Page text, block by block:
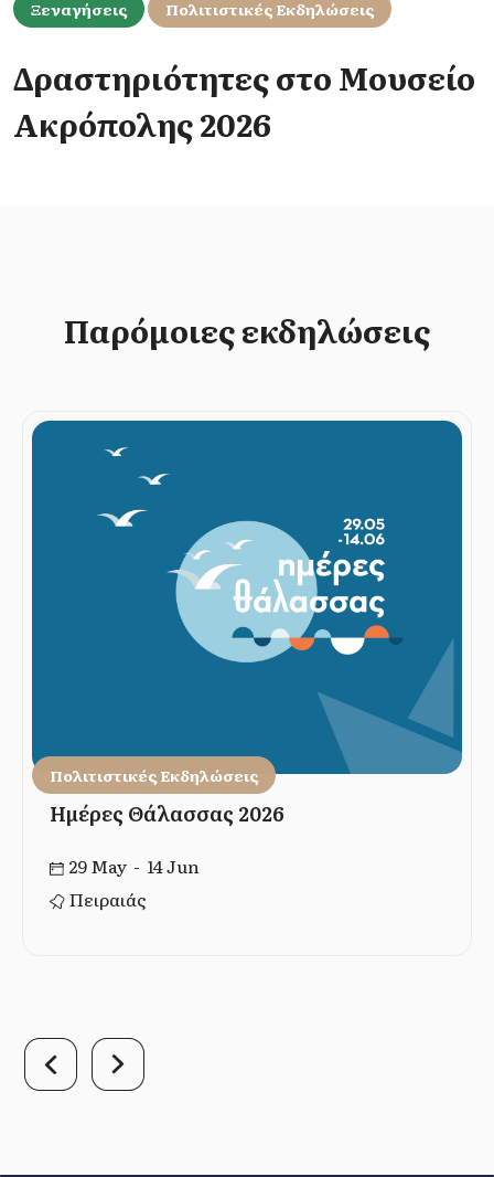
Ξεναγήσεις Πολιτιστικές Εκδηλώσεις
Δραστηριότητες στο Μουσείο
Ακρόπολης 2026
Παρόμοιες εκδηλώσεις
Πολιτιστικές Εκδηλώσεις
Ημέρες Θάλασσας 2026
29 May - 14 Jun
Πειραιάς